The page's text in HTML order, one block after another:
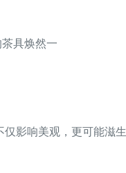
具焕然一
影响美观，更可能